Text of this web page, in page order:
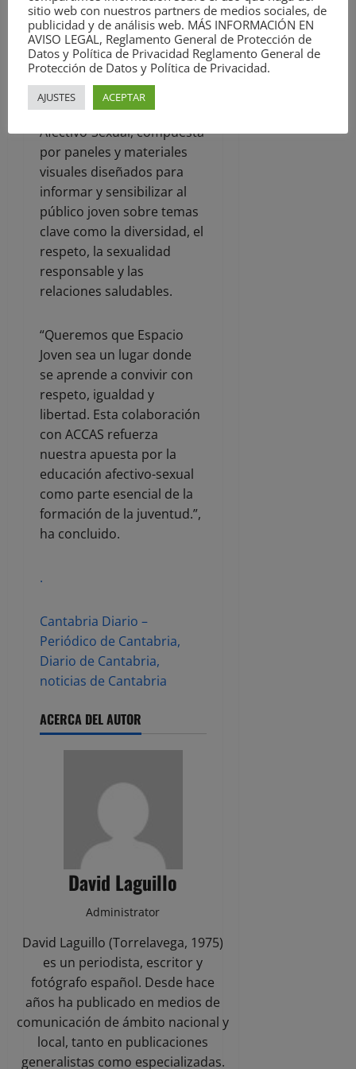
además que, a partir del 15
de diciembre, esta
exposición compartirá
espacio con una muestra
itinerante de la asociación
ACCAS sobre Educación
Afectivo-Sexual, compuesta
por paneles y materiales
visuales diseñados para
informar y sensibilizar al
público joven sobre temas
clave como la diversidad, el
respeto, la sexualidad
responsable y las
relaciones saludables.
“Queremos que Espacio
Joven sea un lugar donde
se aprende a convivir con
respeto, igualdad y
libertad. Esta colaboración
con ACCAS refuerza
nuestra apuesta por la
educación afectivo-sexual
como parte esencial de la
formación de la juventud.”,
ha concluido.
.
Cantabria Diario –
Periódico de Cantabria,
Diario de Cantabria,
noticias de Cantabria
ACERCA DEL AUTOR
David Laguillo
Administrator
David Laguillo (Torrelavega, 1975)
es un periodista, escritor y
fotógrafo español. Desde hace
años ha publicado en medios de
comunicación de ámbito nacional y
local, tanto en publicaciones
generalistas como especializadas.
sitio web con nuestros partners de medios sociales, de
publicidad y de análisis web. MÁS INFORMACIÓN EN
AVISO LEGAL, Reglamento General de Protección de
Datos y Política de Privacidad Reglamento General de
Protección de Datos y Política de Privacidad.
AJUSTES ACEPTAR